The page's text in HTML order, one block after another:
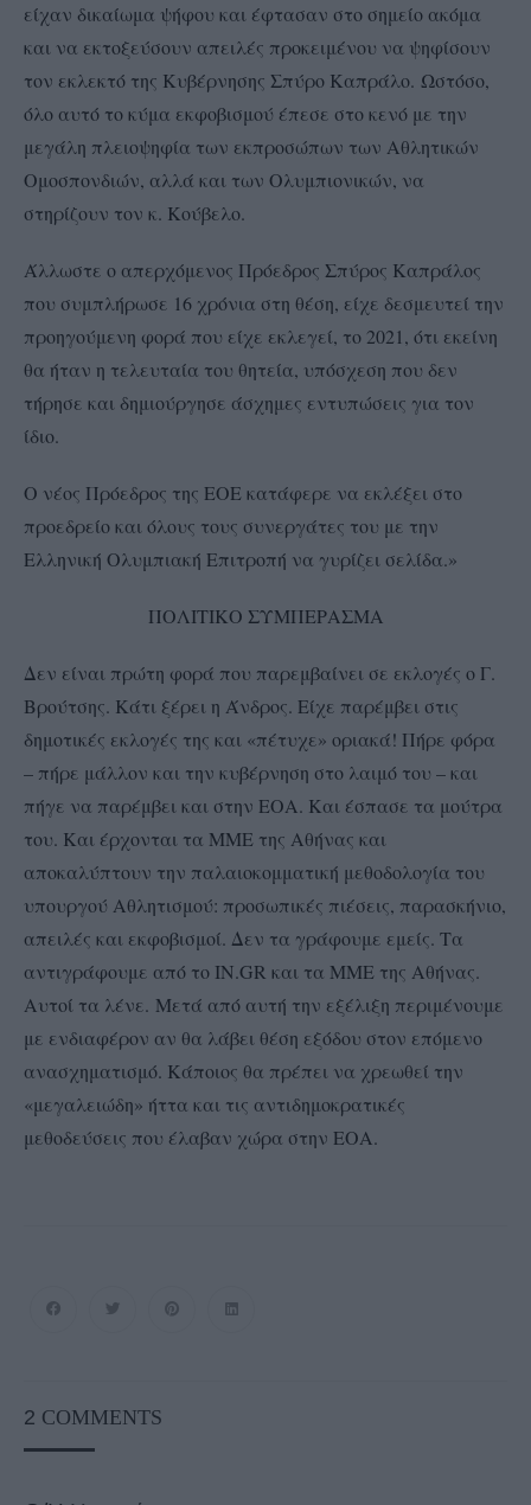
είχαν δικαίωμα ψήφου και έφτασαν στο σημείο ακόμα
και να εκτοξεύσουν απειλές προκειμένου να ψηφίσουν
τον εκλεκτό της Κυβέρνησης Σπύρο Καπράλο. Ωστόσο,
όλο αυτό το κύμα εκφοβισμού έπεσε στο κενό με την
μεγάλη πλειοψηφία των εκπροσώπων των Αθλητικών
Ομοσπονδιών, αλλά και των Ολυμπιονικών, να
στηρίζουν τον κ. Κούβελο.
Άλλωστε ο απερχόμενος Πρόεδρος Σπύρος Καπράλος
που συμπλήρωσε 16 χρόνια στη θέση, είχε δεσμευτεί την
προηγούμενη φορά που είχε εκλεγεί, το 2021, ότι εκείνη
θα ήταν η τελευταία του θητεία, υπόσχεση που δεν
τήρησε και δημιούργησε άσχημες εντυπώσεις για τον
ίδιο.
Ο νέος Πρόεδρος της ΕΟΕ κατάφερε να εκλέξει στο
προεδρείο και όλους τους συνεργάτες του με την
Ελληνική Ολυμπιακή Επιτροπή να γυρίζει σελίδα.»
ΠΟΛΙΤΙΚΟ ΣΥΜΠΕΡΑΣΜΑ
Δεν είναι πρώτη φορά που παρεμβαίνει σε εκλογές ο Γ.
Βρούτσης. Κάτι ξέρει η Άνδρος. Είχε παρέμβει στις
δημοτικές εκλογές της και «πέτυχε» οριακά! Πήρε φόρα
– πήρε μάλλον και την κυβέρνηση στο λαιμό του – και
πήγε να παρέμβει και στην ΕΟΑ. Και έσπασε τα μούτρα
του. Και έρχονται τα ΜΜΕ της Αθήνας και
αποκαλύπτουν την παλαιοκομματική μεθοδολογία του
υπουργού Αθλητισμού: προσωπικές πιέσεις, παρασκήνιο,
απειλές και εκφοβισμοί. Δεν τα γράφουμε εμείς. Τα
αντιγράφουμε από το IN.GR και τα ΜΜΕ της Αθήνας.
Αυτοί τα λένε. Μετά από αυτή την εξέλιξη περιμένουμε
με ενδιαφέρον αν θα λάβει θέση εξόδου στον επόμενο
ανασχηματισμό. Κάποιος θα πρέπει να χρεωθεί την
«μεγαλειώδη» ήττα και τις αντιδημοκρατικές
μεθοδεύσεις που έλαβαν χώρα στην ΕΟΑ.
2 COMMENTS